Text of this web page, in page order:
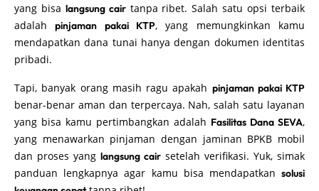
yang bisa langsung cairtanpa ribet. Salah satu opsi terbaik
adalahpinjaman pakai KTP, yang memungkinkan kamu
mendapatkan dana tunai hanya dengan dokumen identitas
pribadi.
Tapi, banyak orang masih ragu apakah pinjaman pakai KTP
benar-benar aman dan terpercaya. Nah, salah satu layanan
yang bisa kamu pertimbangkan adalah Fasilitas Dana SEVA,
yang menawarkan pinjaman dengan jaminan BPKB mobil
dan proses yang langsung cair setelah verifikasi. Yuk, simak
panduan lengkapnya agar kamu bisa mendapatkan solusi